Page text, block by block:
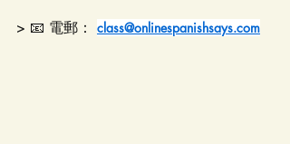
> 📧 電郵：
class@onlinespanishsays.com